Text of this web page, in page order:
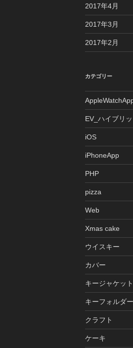
2017年4月
2017年3月
2017年2月
カテゴリー
EV_ハイブリ
iOS
iPhoneApp
PHP
pizza
Web
Xmas cake
ウイスキー
カバー
キージャケット
キーフォルダー
クラフト
ケーキ